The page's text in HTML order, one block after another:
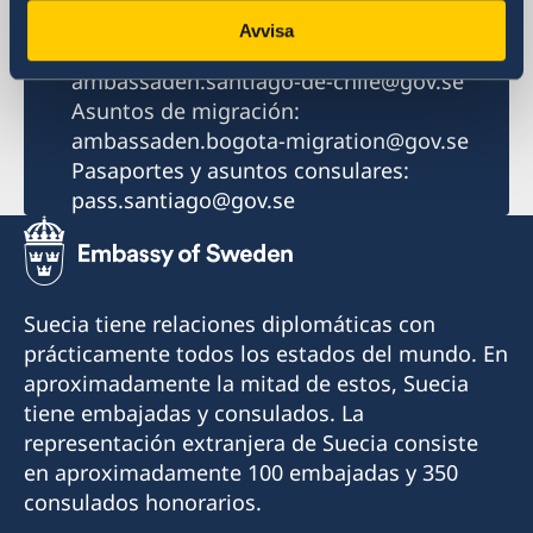
Avvisa
ambassaden.santiago-de-chile@gov.se
Asuntos de migración:
ambassaden.bogota-migration@gov.se
Pasaportes y asuntos consulares:
pass.santiago@gov.se
Suecia tiene relaciones diplomáticas con
prácticamente todos los estados del mundo. En
aproximadamente la mitad de estos, Suecia
tiene embajadas y consulados. La
representación extranjera de Suecia consiste
en aproximadamente 100 embajadas y 350
consulados honorarios.